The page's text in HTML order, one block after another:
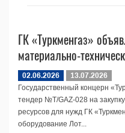
ГК «Туркменгаз»
материально-
02.06.2026
13.07.2026
Государственный концерн
тендер №T/GAZ-028 на
ресурсов для нужд ГК
оборудование Лот...